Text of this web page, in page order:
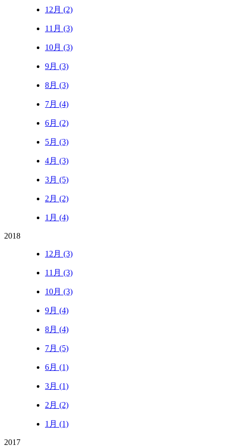
12月 (2)
11月 (3)
10月 (3)
9月 (3)
8月 (3)
7月 (4)
6月 (2)
5月 (3)
4月 (3)
3月 (5)
2月 (2)
1月 (4)
2018
12月 (3)
11月 (3)
10月 (3)
9月 (4)
8月 (4)
7月 (5)
6月 (1)
3月 (1)
2月 (2)
1月 (1)
2017